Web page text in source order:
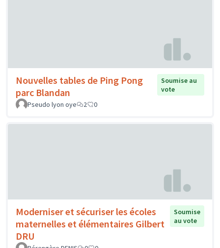
Nouvelles tables de Ping Pong
parc Blandan
Soumise au
vote
Pseudo lyon oye
2 0
Moderniser et sécuriser les écoles
maternelles et élémentaires Gilbert
DRU
Soumise
au vote